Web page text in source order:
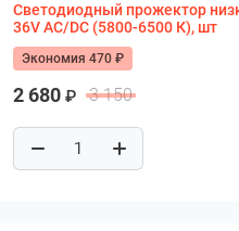
Светодиодный прожектор
36V AC/DC (5800-6500 К), шт
Экономия 470 ₽
2 680 ₽ 3 150